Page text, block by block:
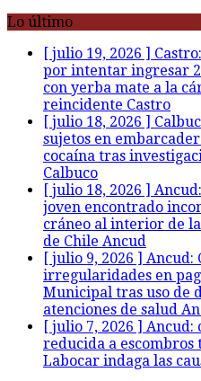
Lo último
[ julio 19, 2026 ]
por intentar ingresar
con yerba mate a la
reincidente Castro
[ julio 18, 2026 ]
sujetos en
cocaína tras
Calbuco
[ julio 18, 2026 ]
joven encontrado
cráneo al interior de
de Chile Ancud
[ julio 9, 2026 ] Ancud:
irregularidades en
Municipal tras uso de
atenciones de salud
[ julio 7, 2026 ] Ancud:
reducida a escombros
Labocar indaga las